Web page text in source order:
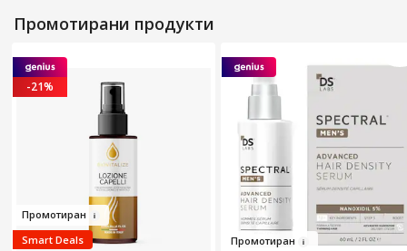
Промотирани продукти
-21%
Промотиран
Smart Deals
Промотиран